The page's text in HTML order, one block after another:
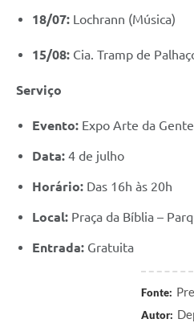
18/07: Lochrann (Música)
15/08: Cia. Tramp de
Serviço
Evento: Expo Arte da
Data: 4 de julho
Horário: Das 16h às 20h
Local: Praça da Bíblia –
Entrada: Gratuita
Fonte: Pre
Autor: